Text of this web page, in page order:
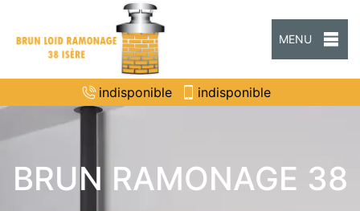
MENU
indisponible indisponible
BRUN RAMONAGE 38